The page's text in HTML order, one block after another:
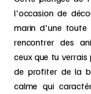
l'occasion de
marin d'une toute
rencontrer des
ceux que tu
de profiter de la
calme qui